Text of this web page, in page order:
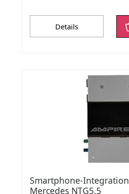
Details
Smartphone-
Mercedes NTG5.5